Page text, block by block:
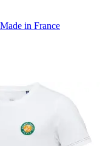
in France